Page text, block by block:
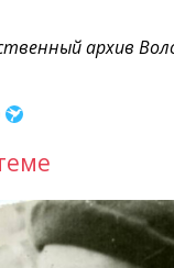
архив